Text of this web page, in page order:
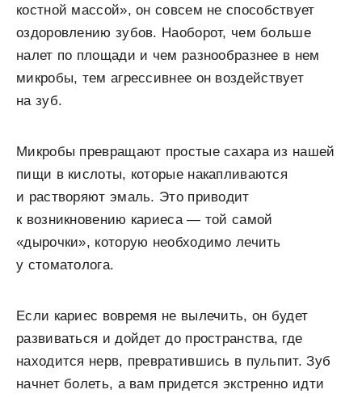
костной массой», он совсем не способствует
оздоровлению зубов. Наоборот, чем больше
налет по площади и чем разнообразнее в нем
микробы, тем агрессивнее он воздействует
на зуб.
Микробы превращают простые сахара из нашей
пищи в кислоты, которые накапливаются
и растворяют эмаль. Это приводит
к возникновению кариеса — той самой
«дырочки», которую необходимо лечить
у стоматолога.
Если кариес вовремя не вылечить, он будет
развиваться и дойдет до пространства, где
находится нерв, превратившись в пульпит. Зуб
начнет болеть, а вам придется экстренно идти